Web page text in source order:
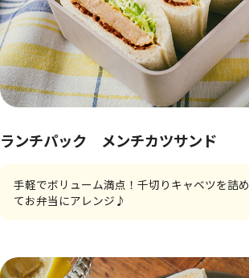
ランチパック メンチカツサンド
手軽でボリューム満点！千切りキャベツを詰め
てお弁当にアレンジ♪